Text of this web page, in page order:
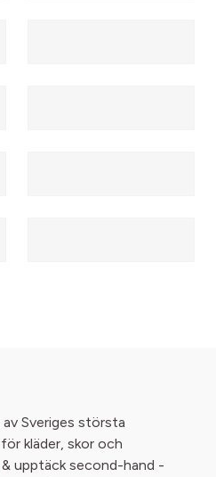
av Sveriges största
kläder, skor och
upptäck second-hand -